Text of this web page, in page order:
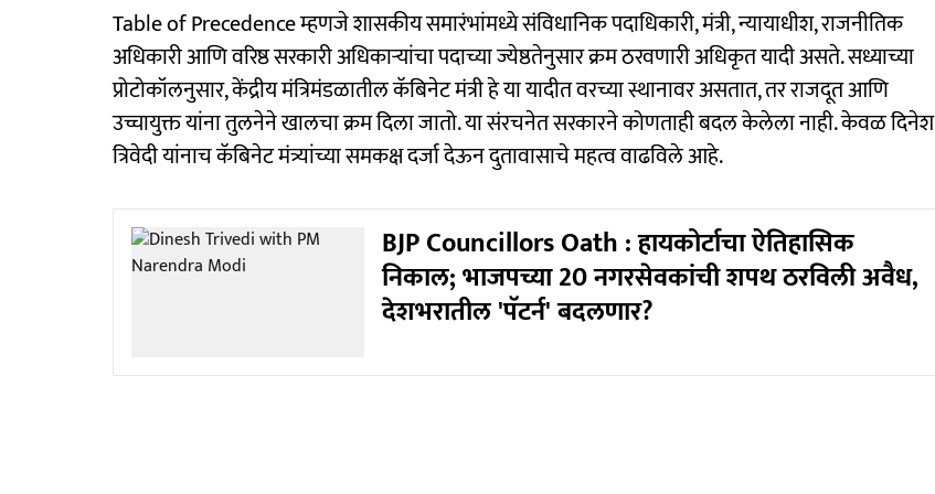
Table of Precedence म्हणजे शासकीय समारंभांमध्ये संविधानिक पदाधिकारी, मंत्री, न्यायाधीश, राजनीतिक
अधिकारी आणि वरिष्ठ सरकारी अधिकाऱ्यांचा पदाच्या ज्येष्ठतेनुसार क्रम ठरवणारी अधिकृत यादी असते. सध्याच्या
प्रोटोकॉलनुसार, केंद्रीय मंत्रिमंडळातील कॅबिनेट मंत्री हे या यादीत वरच्या स्थानावर असतात, तर राजदूत आणि
उच्चायुक्त यांना तुलनेने खालचा क्रम दिला जातो. या संरचनेत सरकारने कोणताही बदल केलेला नाही. केवळ दिनेश
त्रिवेदी यांनाच कॅबिनेट मंत्र्यांच्या समकक्ष दर्जा देऊन दुतावासाचे महत्व वाढविले आहे.
BJP Councillors Oath : हायकोर्टाचा ऐतिहासिक
निकाल; भाजपच्या 20 नगरसेवकांची शपथ ठरविली अवैध,
देशभरातील 'पॅटर्न' बदलणार?